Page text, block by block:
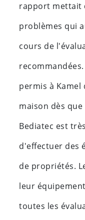
rapport mettait
problèmes qui
cours de
permis à Kamel
maison dès
Bediatec est
d'effectuer des
de propriétés.
leur
toutes les